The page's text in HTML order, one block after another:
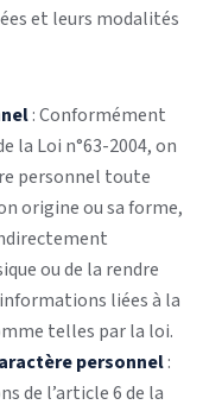
et leurs modalités
: Conformément
la Loi n°63-2004, on
personnel toute
origine ou sa forme,
ou de la rendre
liées à la
telles par la loi.
personnel:
de l’article 6 de la